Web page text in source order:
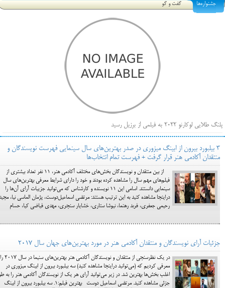
جشنواره‌ها گفت و گو
پلنگ طلایی لوکارنو ۲۰۲۲ به فیلمی از برزیل رسید
فهرست فیلم‌های بخش مسابقه جشنواره فیلم ونیز ۲۰۲۲ مشخص شد، سهم پررنگ ایرانی‌ها
بیرون راندن فیلم‌های منتسب به حامیان کرملین از جشنواره کن، راه برای مستقل‌ها باز است
3 بیلبورد بیرون از ابینگ میزوری در صدر بهترین‌های سال سینمایی فهرست نویسندگان و
منتقدان آکادمی هنر قرار گرفت + فهرست تمام انتخاب‌ها
از بین منتقدان و نویسندگان بخش‌های مختلف آکادمی هنر، 11 نفر تعداد بیشتری از
فیلم‌های مهم سال را مشاهده کرده بودند و خود را دارای شرایط معرفی بهترین‌های سال
سینمایی دانستند. اسامی این 11 نویسنده و کارشناس که می‌توانید جزییات آرای آن‌ها را
دراینجا مشاهده کنید به این ترتیب هستند: مرتضی اسماعیل‌دوست، پژمان الماسی نیا،
رحیمی جعفری، فربد رهنما، نیوشا ستاری، خشایار سنجری، مهدی فیاضی کیا، حسام
جزئیات آرای نویسندگان و منتقدان آکادمی هنر در مورد بهترین‌های جهان سال 2017
در یک نظرسنجی از منتقدان و نویسندگان آکادمی هنر بهترین‌های سنیما در سال 2017 را
معرفی کردیم که (می‌توانید دراینجا مشاهده کنید) سه بیلبورد بیرون از ابینگ میزوری در
اغلب بخش‌ها بهترین شد. در زیر می‌توانید آرای هر یک از نویسندگان آکادمی هنر را به
جزئی مشاهده کنید. مرتضی اسماعیل دوست بهترین فیلم:1. سه بیلبورد بیرون از ابینگ